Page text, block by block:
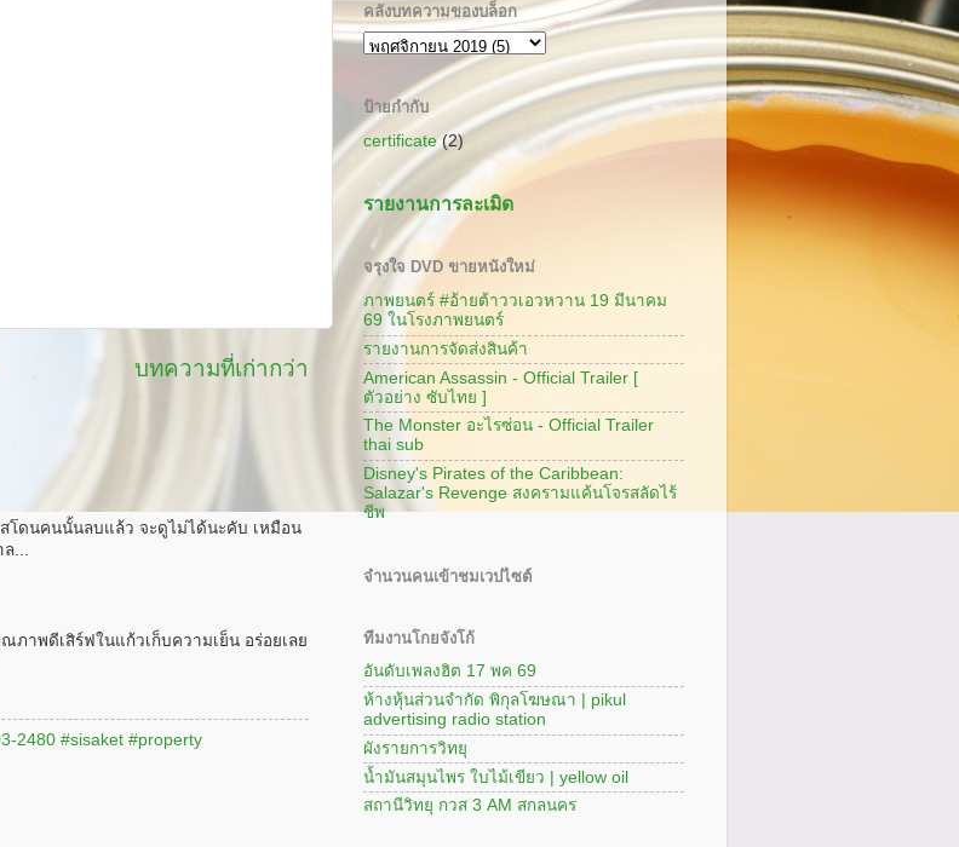
บทความที่เก่ากว่า
โดนคนนั้นลบแล้ว จะดูไม่ได้นะคับ เหมือน
ล...
ภาพดีเสิร์ฟในแก้วเก็บความเย็น อร่อยเลย
2480 #sisaket #property
คลังบทความของบล็อก
ป้ายกำกับ
certificate (2)
รายงานการละเมิด
จรุงใจ DVD ขายหนังใหม่
ภาพยนตร์ #อ้ายต้าววเอวหวาน 19 มีนาคม
69 ในโรงภาพยนตร์
รายงานการจัดส่งสินค้า
American Assassin - Official Trailer [
ตัวอย่าง ซับไทย ]
The Monster อะไรซ่อน - Official Trailer
thai sub
Disney's Pirates of the Caribbean:
Salazar's Revenge สงครามแค้นโจรสลัดไร้
ชีพ
จำนวนคนเข้าชมเวปไซต์
ทีมงานโกยจังโก้
อันดับเพลงฮิต 17 พค 69
ห้างหุ้นส่วนจำกัด พิกุลโฆษณา | pikul
advertising radio station
ผังรายการวิทยุ
น้ำมันสมุนไพร ใบไม้เขียว | yellow oil
สถานีวิทยุ กวส 3 AM สกลนคร